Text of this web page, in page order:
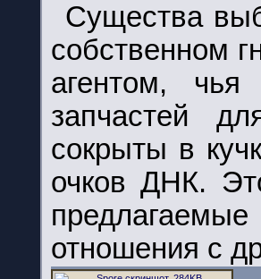
Существа
собственном
агентом,
запчастей
сокрыты в
очков ДНК.
отношения с